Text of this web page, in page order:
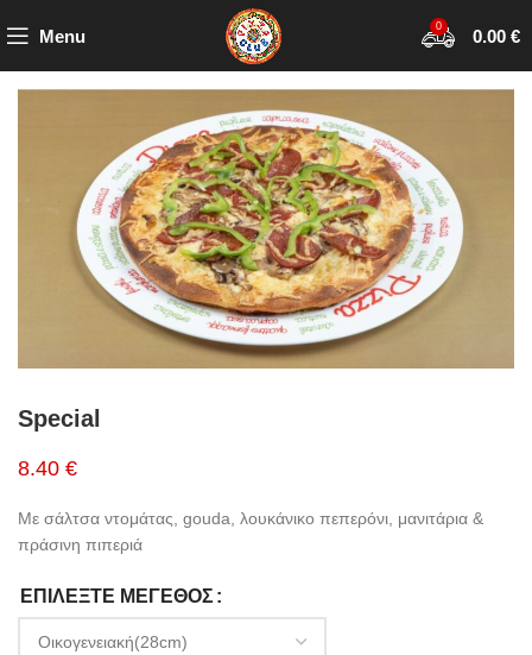
Menu 0 0.00 €
Special
8.40 €
Με σάλτσα ντομάτας, gouda, λουκάνικο πεπερόνι, μανιτάρια &
πράσινη πιπεριά
ΕΠΙΛΈΞΤΕ ΜΈΓΕΘΟΣ